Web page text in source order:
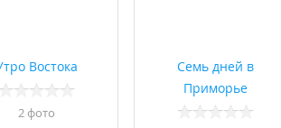
Востока
2 фото
Семь дней в
Приморье